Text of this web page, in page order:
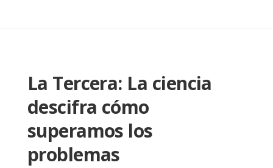
La Tercera: La ciencia
descifra cómo
superamos los
problemas